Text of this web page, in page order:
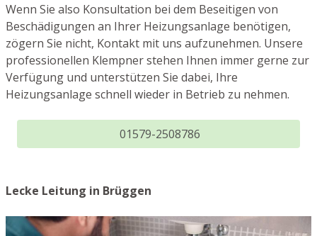
Wenn Sie also Konsultation bei dem Beseitigen von
Beschädigungen an Ihrer Heizungsanlage benötigen,
zögern Sie nicht, Kontakt mit uns aufzunehmen. Unsere
professionellen Klempner stehen Ihnen immer gerne zur
Verfügung und unterstützen Sie dabei, Ihre
Heizungsanlage schnell wieder in Betrieb zu nehmen.
01579-2508786
Lecke Leitung in Brüggen